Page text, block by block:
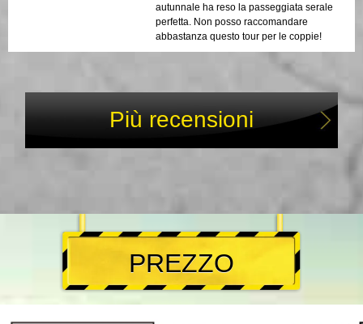
autunnale ha reso la passeggiata serale
perfetta. Non posso raccomandare
abbastanza questo tour per le coppie!
Più recensioni
PREZZO